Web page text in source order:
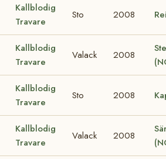
Kallblodig
Travare
Sto 2008
Kallblodig
Travare
Valack 2008
Kallblodig
Travare
Sto 2008
Kallblodig
Travare
Valack 2008